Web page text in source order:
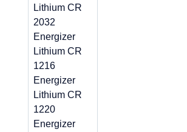
Lithium CR
2032
Energizer
Lithium CR
1216
Energizer
Lithium CR
1220
Energizer